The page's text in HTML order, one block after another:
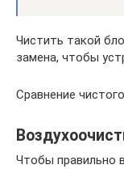
Чистить такой
замена, чтобы
Сравнение
Чтобы правильно